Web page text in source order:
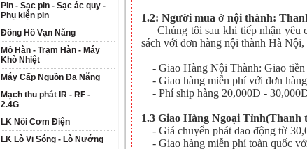
1.2: Người mua ở nội thành:
Chúng tôi sau khi tiếp nhận yêu
sách với đơn hàng nội thành Hà
- Giao Hàng Nội Thành: Giao tiền
- Giao hàng miễn phí với đơn
- Phí ship hàng 20,000Đ -
1.3 Giao Hàng Ngoại
- Giá chuyển phát dao động từ
- Giao hàng miễn phí toàn quốc
Pin - Sạc pin - Sạc ác quy -
Phụ kiện pin
Đồng Hồ Vạn Năng
Mỏ Hàn - Trạm Hàn - Máy
Khò Nhiệt
Máy Cấp Nguồn Đa Năng
Mạch thu phát IR - RF -
2.4G
LK Nồi Cơm Điện
LK Lò Vi Sóng - Lò Nướng